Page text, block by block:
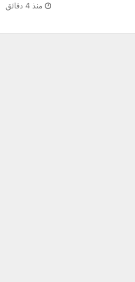
منذ 4 دقائق